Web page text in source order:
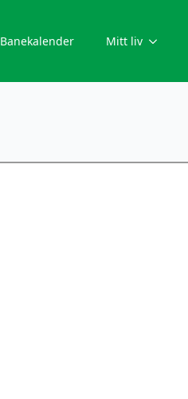
Banekalender Mitt liv